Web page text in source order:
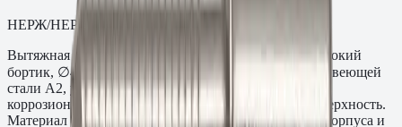
НЕРЖ/НЕРЖ Широкий бортик. Упаковка: 200.
Вытяжная заклёпка Нержавеющая сталь A2/A2, широкий
бортик, ∅4,8×20,0 мм. Корпус и сердечник из нержавеющей
стали A2, увеличенный бортик (до 12 мм) — полная
коррозионная стойкость плюс широкая опорная поверхность.
Материал — нержавеющая сталь A2 (AISI 304) для корпуса и